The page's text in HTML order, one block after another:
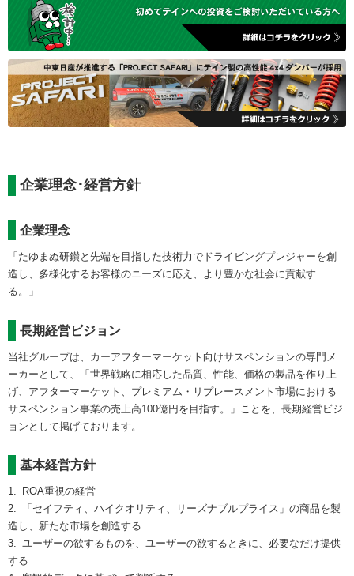
企業理念･経営方針
企業理念
「たゆまぬ研鑚と先端を目指した技術力でドライビングプレジャーを創
造し、多様化するお客様のニーズに応え、より豊かな社会に貢献す
る。」
長期経営ビジョン
当社グループは、カーアフターマーケット向けサスペンションの専門メ
ーカーとして、「世界戦略に相応した品質、性能、価格の製品を作り上
げ、アフターマーケット、プレミアム・リプレースメント市場における
サスペンション事業の売上高100億円を目指す。」ことを、長期経営ビジ
ョンとして掲げております。
基本経営方針
ROA重視の経営
「セイフティ、ハイクオリティ、リーズナブルプライス」の商品を製
造し、新たな市場を創造する
ユーザーの欲するものを、ユーザーの欲するときに、必要なだけ提供
する